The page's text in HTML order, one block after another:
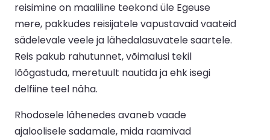
reisimine on maaliline teekond üle Egeuse
mere, pakkudes reisijatele vapustavaid vaateid
sädelevale veele ja lähedalasuvatele saartele.
Reis pakub rahutunnet, võimalusi tekil
lõõgastuda, meretuult nautida ja ehk isegi
delfiine teel näha.
Rhodosele lähenedes avaneb vaade
ajaloolisele sadamale, mida raamivad